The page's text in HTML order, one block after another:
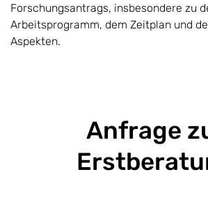
Forschungsantrags, insbesondere zu
Arbeitsprogramm, dem Zeitplan und
Aspekten.
Anfrage